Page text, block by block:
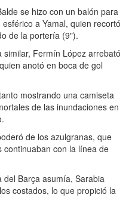
se hizo con un balón para
a Yamal, quien recortó
de la portería (9").
Fermín López arrebató
anotó en boca de gol
mostrando una camiseta
de las inundaciones en
de los azulgranas, que
con la línea de
Barça asumía, Sarabia
costados, lo que propició la